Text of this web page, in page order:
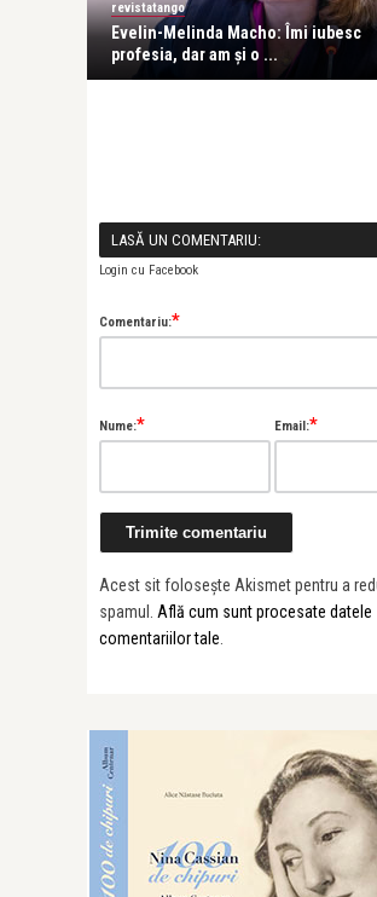
revistatango
Evelin-Melinda Macho: Îmi iubesc
profesia, dar am și o ...
LASĂ UN COMENTARIU:
Login cu Facebook
Comentariu:*
Nume:* Email:*
Acest sit folosește Akismet pentru a
spamul. Află cum sunt procesate datele
comentariilor tale